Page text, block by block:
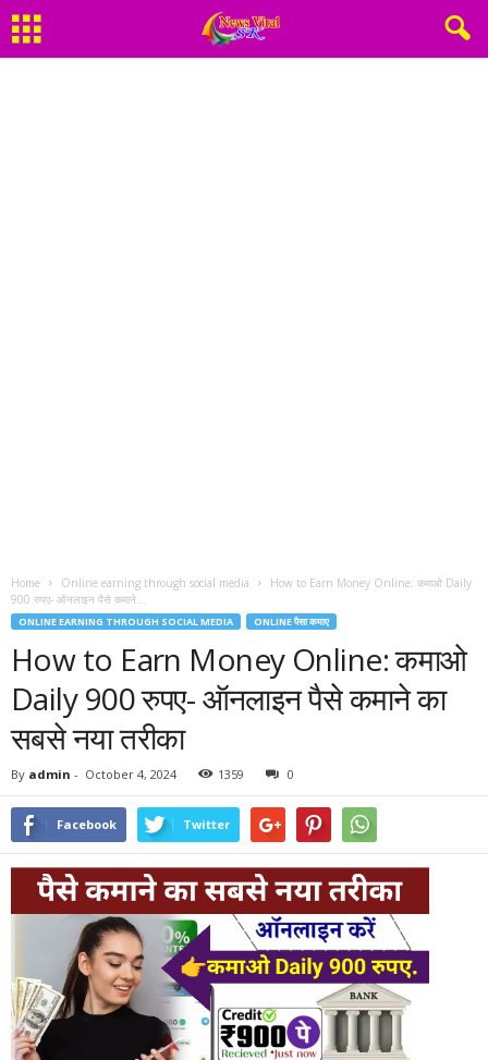
Home Online earning through social media
How to Earn Money Online: कमाओ Daily
900 रुपए- ऑनलाइन पैसे कमाने...
ONLINE EARNING THROUGH SOCIAL MEDIA ONLINE पैसा कमाए
How to Earn Money Online: कमाओ
Daily 900 रुपए- ऑनलाइन पैसे कमाने का
सबसे नया तरीका
By admin - October 4, 2024 1359 0
Facebook Twitter